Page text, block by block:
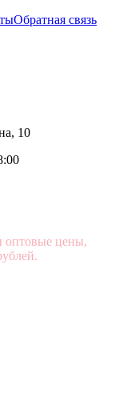
Обратная связь
10
оптовые цены,